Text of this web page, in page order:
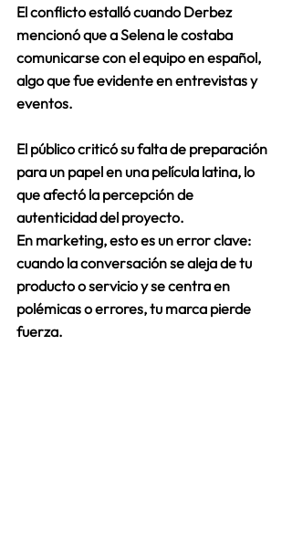
El conflicto estalló cuando Derbez
mencionó que a Selena le costaba
comunicarse con el equipo en español,
algo que fue evidente en entrevistas y
eventos.
El público criticó su falta de preparación
para un papel en una película latina, lo
que afectó la percepción de
autenticidad del proyecto.
En marketing, esto es un error clave:
cuando la conversación se aleja de tu
producto o servicio y se centra en
polémicas o errores, tu marca pierde
fuerza.